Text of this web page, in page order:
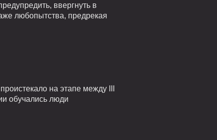
ввергнуть в
любопытства, предрекая
на этапе между III
обучались люди